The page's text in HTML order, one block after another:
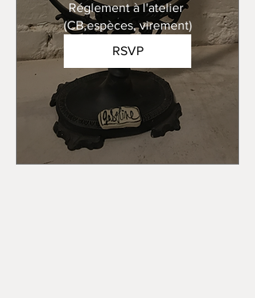
Réglement à l'atelier
(CB,espèces, virement)
RSVP